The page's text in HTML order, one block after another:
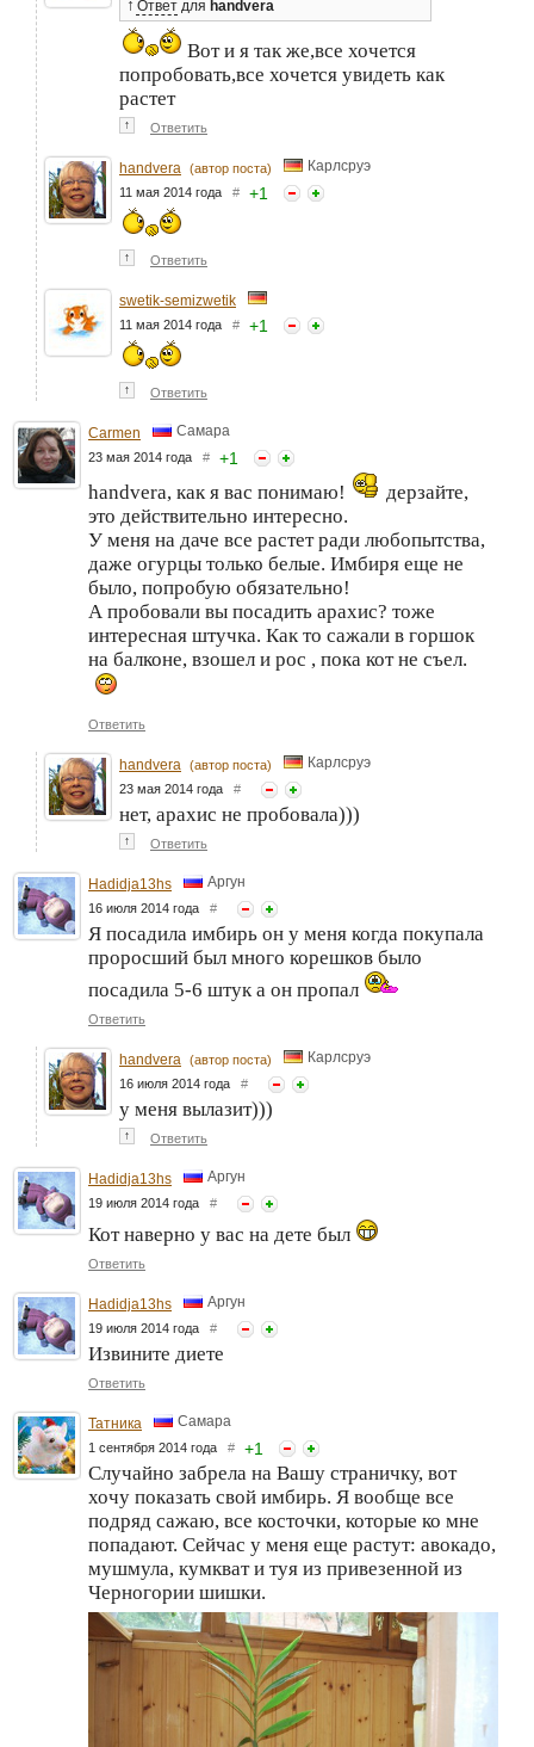
↑ Ответ для handvera
Вот и я так же,все хочется
попробовать,все хочется увидеть как
растет
↑ Ответить
handvera (автор поста) Карлсруэ
11 мая 2014 года # +1
↑ Ответить
swetik-semizwetik
11 мая 2014 года # +1
↑ Ответить
Carmen Самара
23 мая 2014 года # +1
handvera, как я вас понимаю!
дерзайте,
это действительно интересно.
У меня на даче все растет ради любопытства,
даже огурцы только белые. Имбиря еще не
было, попробую обязательно!
А пробовали вы посадить арахис? тоже
интересная штучка. Как то сажали в горшок
на балконе, взошел и рос , пока кот не съел.
Ответить
handvera (автор поста) Карлсруэ
23 мая 2014 года #
нет, арахис не пробовала)))
↑ Ответить
Hadidja13hs Аргун
16 июля 2014 года #
Я посадила имбирь он у меня когда покупала
проросший был много корешков было
посадила 5-6 штук а он пропал
Ответить
handvera (автор поста) Карлсруэ
16 июля 2014 года #
у меня вылазит)))
↑ Ответить
Hadidja13hs Аргун
19 июля 2014 года #
Кот наверно у вас на дете был
Ответить
Hadidja13hs Аргун
19 июля 2014 года #
Извините диете
Ответить
Татника Самара
1 сентября 2014 года # +1
Случайно забрела на Вашу страничку, вот
хочу показать свой имбирь. Я вообще все
подряд сажаю, все косточки, которые ко мне
попадают. Сейчас у меня еще растут: авокадо,
мушмула, кумкват и туя из привезенной из
Черногории шишки.